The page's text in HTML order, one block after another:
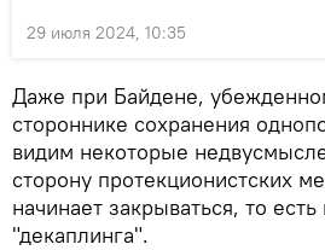
29 июля 2024, 10:35
Даже при Байдене,
стороннике сохранения
видим некоторые
сторону протекционистских
начинает закрываться, то есть
"декаплинга".